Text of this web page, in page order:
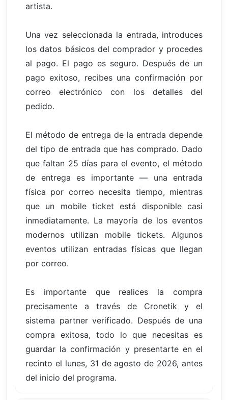
artista.
Una vez seleccionada la entrada, introduces
los datos básicos del comprador y procedes
al pago. El pago es seguro. Después de un
pago exitoso, recibes una confirmación por
correo electrónico con los detalles del
pedido.
El método de entrega de la entrada depende
del tipo de entrada que has comprado. Dado
que faltan 25 días para el evento, el método
de entrega es importante — una entrada
física por correo necesita tiempo, mientras
que un mobile ticket está disponible casi
inmediatamente. La mayoría de los eventos
modernos utilizan mobile tickets. Algunos
eventos utilizan entradas físicas que llegan
por correo.
Es importante que realices la compra
precisamente a través de Cronetik y el
sistema partner verificado. Después de una
compra exitosa, todo lo que necesitas es
guardar la confirmación y presentarte en el
recinto el lunes, 31 de agosto de 2026, antes
del inicio del programa.